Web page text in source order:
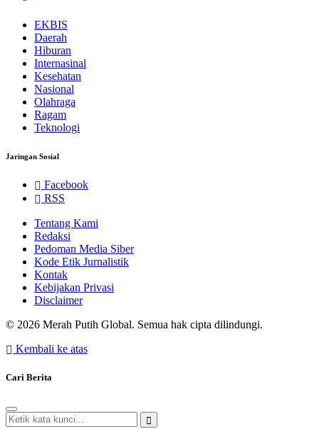
EKBIS
Daerah
Hiburan
Internasinal
Kesehatan
Nasional
Olahraga
Ragam
Teknologi
Jaringan Sosial
Facebook
RSS
Tentang Kami
Redaksi
Pedoman Media Siber
Kode Etik Jurnalistik
Kontak
Kebijakan Privasi
Disclaimer
© 2026 Merah Putih Global. Semua hak cipta dilindungi.
Kembali ke atas
Cari Berita